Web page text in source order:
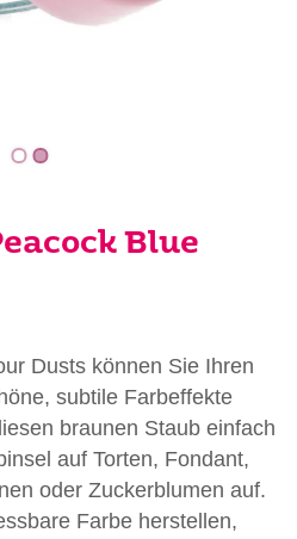
Blue
Dusts können Sie Ihren
subtile Farbeffekte
braunen Staub einfach
auf Torten, Fondant,
oder Zuckerblumen auf.
Farbe herstellen,